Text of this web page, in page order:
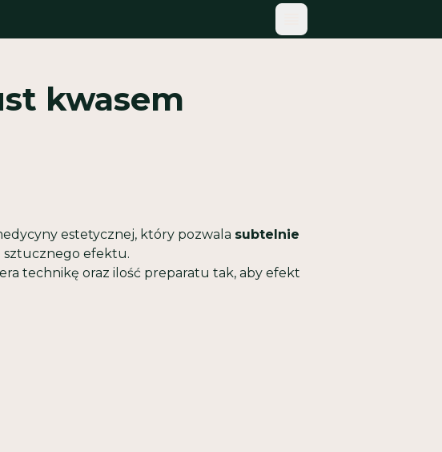
kwasem
estetycznej, który pozwala subtelnie
sztucznego efektu.
technikę oraz ilość preparatu tak, aby efekt